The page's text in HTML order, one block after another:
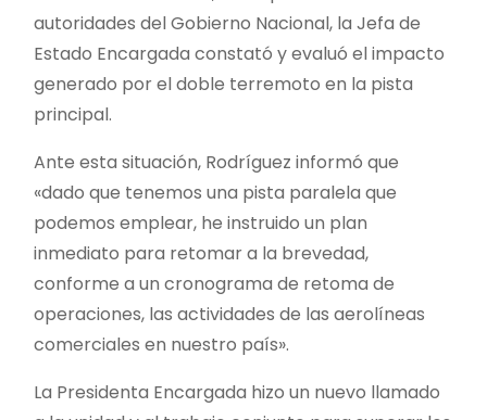
autoridades del Gobierno Nacional, la Jefa de
Estado Encargada constató y evaluó el impacto
generado por el doble terremoto en la pista
principal.
Ante esta situación, Rodríguez informó que
«dado que tenemos una pista paralela que
podemos emplear, he instruido un plan
inmediato para retomar a la brevedad,
conforme a un cronograma de retoma de
operaciones, las actividades de las aerolíneas
comerciales en nuestro país».
La Presidenta Encargada hizo un nuevo llamado